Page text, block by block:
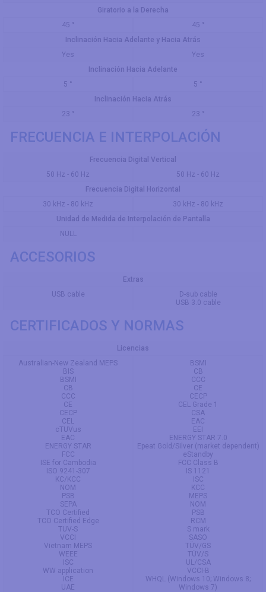
Giratorio a la Derecha
45 °
45 °
Inclinación Hacia Adelante y Hacia Atrás
Yes
Yes
Inclinación Hacia Adelante
5 °
5 °
Inclinación Hacia Atrás
23 °
23 °
FRECUENCIA E INTERPOLACIÓN
Frecuencia Digital Vertical
50 Hz - 60 Hz
50 Hz - 60 Hz
Frecuencia Digital Horizontal
30 kHz - 80 kHz
30 kHz - 80 kHz
Unidad de Medida de Interpolación de Pantalla
NULL
ACCESORIOS
Extras
USB cable
D-sub cable
USB 3.0 cable
CERTIFICADOS Y NORMAS
Licencias
Australian-New Zealand MEPS
BIS
BSMI
CB
CCC
CE
CECP
CEL
cTUVus
EAC
ENERGY STAR
FCC
ISE for Cambodia
ISO 9241-307
KC/KCC
NOM
PSB
SEPA
TCO Certified
TCO Certified Edge
TUV-S
VCCI
Vietnam MEPS
WEEE
ISC
WW application
ICE
UAE
BSMI
CB
CCC
CE
CECP
CEL Grade 1
CSA
EAC
EEI
ENERGY STAR 7.0
Epeat Gold/Silver (market dependent)
eStandby
FCC Class B
IS 1121
ISC
KCC
MEPS
NOM
PSB
RCM
S mark
SASO
TÜV/GS
TÜV/S
UL/CSA
VCCI-B
WHQL (Windows 10; Windows 8;
Windows 7)